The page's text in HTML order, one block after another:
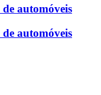
automóveis
automóveis